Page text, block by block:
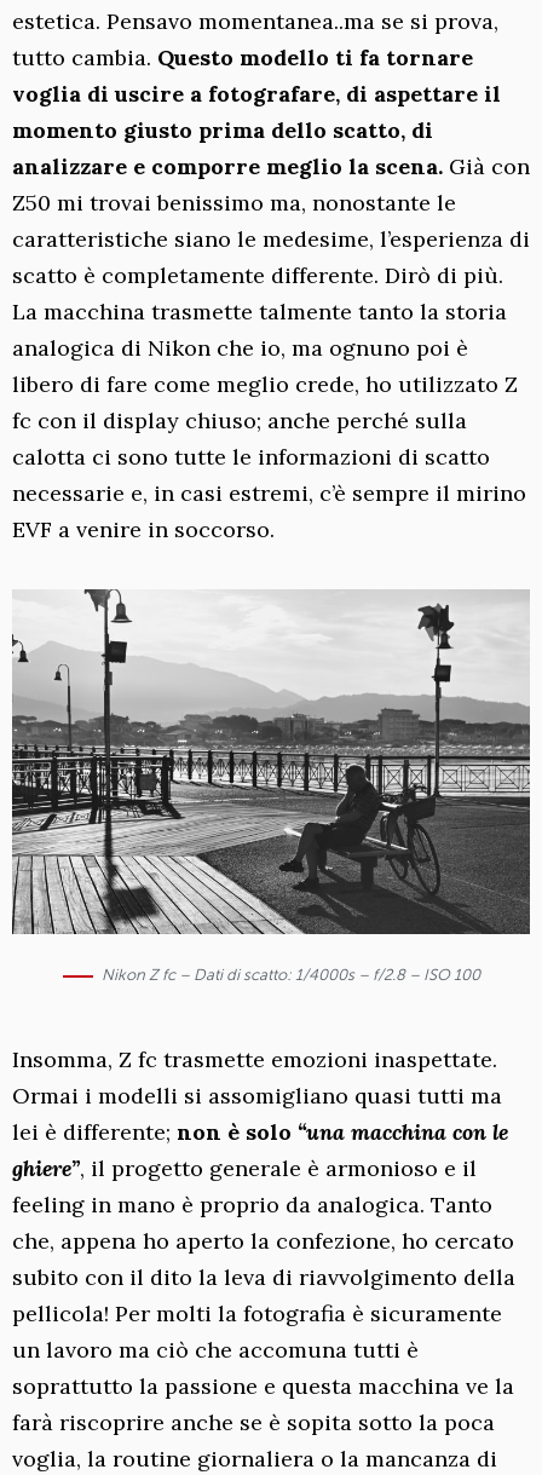
estetica. Pensavo momentanea..ma se si prova,
tutto cambia. Questo modello ti fa tornare
voglia di uscire a fotografare, di aspettare il
momento giusto prima dello scatto, di
analizzare e comporre meglio la scena. Già con
Z50 mi trovai benissimo ma, nonostante le
caratteristiche siano le medesime, l’esperienza di
scatto è completamente differente. Dirò di più.
La macchina trasmette talmente tanto la storia
analogica di Nikon che io, ma ognuno poi è
libero di fare come meglio crede, ho utilizzato Z
fc con il display chiuso; anche perché sulla
calotta ci sono tutte le informazioni di scatto
necessarie e, in casi estremi, c’è sempre il mirino
EVF a venire in soccorso.
Nikon Z fc – Dati di scatto: 1/4000s – f/2.8 – ISO 100
Insomma, Z fc trasmette emozioni inaspettate.
Ormai i modelli si assomigliano quasi tutti ma
lei è differente; non è solo “una macchina con le
ghiere”, il progetto generale è armonioso e il
feeling in mano è proprio da analogica. Tanto
che, appena ho aperto la confezione, ho cercato
subito con il dito la leva di riavvolgimento della
pellicola! Per molti la fotografia è sicuramente
un lavoro ma ciò che accomuna tutti è
soprattutto la passione e questa macchina ve la
farà riscoprire anche se è sopita sotto la poca
voglia, la routine giornaliera o la mancanza di